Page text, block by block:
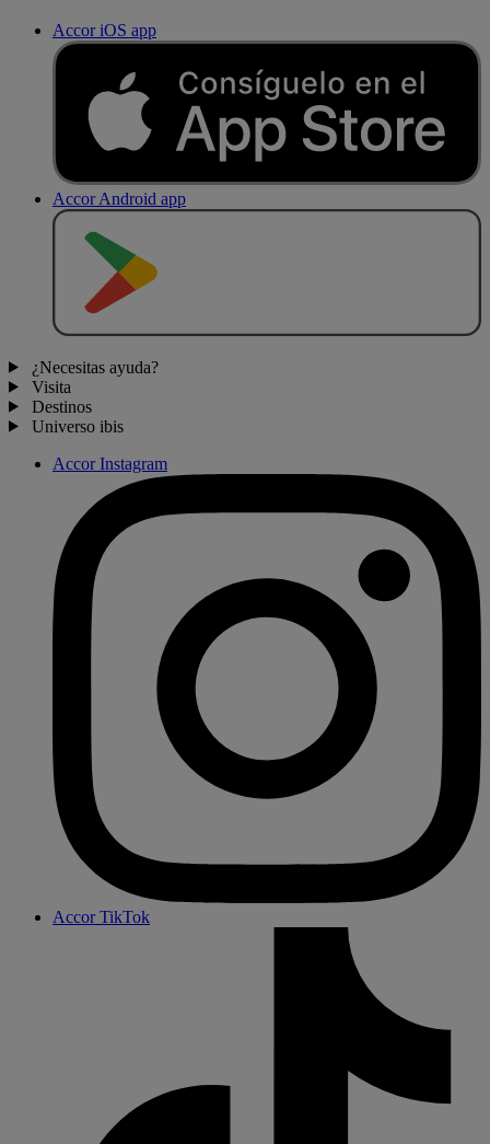
Accor iOS app
Accor Android app
¿Necesitas ayuda?
Visita
Destinos
Universo ibis
Accor Instagram
Accor TikTok